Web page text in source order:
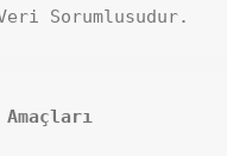
Sorumlusudur.